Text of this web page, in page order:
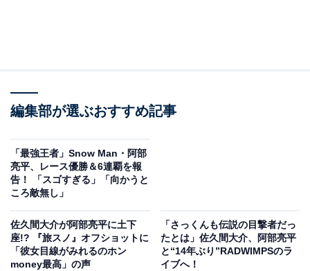
編集部が選ぶおすすめ記事
「最強王者」Snow Man・阿部
亮平、レース優勝＆6連覇を報
告！ 「スゴすぎる」「向かうと
ころ敵無し」
佐久間大介が阿部亮平に土下
座!? 『旅スノ』オフショットに
「彼女目線がみれるのホン
money最高」の声
「さっくんも伝説の目撃者だっ
たとは」佐久間大介、阿部亮平
と“14年ぶり”RADWIMPSのラ
イブへ！